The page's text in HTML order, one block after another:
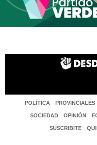
POLÍTICA PROVINCIALES
SOCIEDAD OPINIÓN
SUSCRIBITE